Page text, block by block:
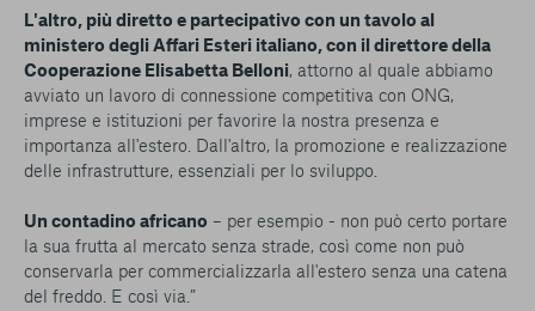
L'altro, più diretto e partecipativo con un tavolo al
ministero degli Affari Esteri italiano, con il direttore della
Cooperazione Elisabetta Belloni, attorno al quale abbiamo
avviato un lavoro di connessione competitiva con ONG,
imprese e istituzioni per favorire la nostra presenza e
importanza all'estero. Dall'altro, la promozione e realizzazione
delle infrastrutture, essenziali per lo sviluppo.
Un contadino africano – per esempio - non può certo portare
la sua frutta al mercato senza strade, così come non può
conservarla per commercializzarla all'estero senza una catena
del freddo. E così via.”